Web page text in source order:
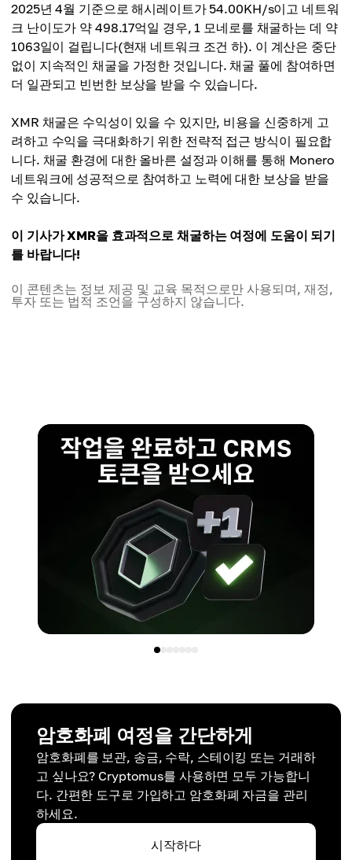
2025년 4월 기준으로 해시레이트가 54.00KH/s이고 네트워
크 난이도가 약 498.17억일 경우, 1 모네로를 채굴하는 데 약
1063일이 걸립니다(현재 네트워크 조건 하). 이 계산은 중단
없이 지속적인 채굴을 가정한 것입니다. 채굴 풀에 참여하면
더 일관되고 빈번한 보상을 받을 수 있습니다.
XMR 채굴은 수익성이 있을 수 있지만, 비용을 신중하게 고
려하고 수익을 극대화하기 위한 전략적 접근 방식이 필요합
니다. 채굴 환경에 대한 올바른 설정과 이해를 통해 Monero
네트워크에 성공적으로 참여하고 노력에 대한 보상을 받을
수 있습니다.
이 기사가 XMR을 효과적으로 채굴하는 여정에 도움이 되기
를 바랍니다!
이 콘텐츠는 정보 제공 및 교육 목적으로만 사용되며, 재정,
투자 또는 법적 조언을 구성하지 않습니다.
암호화폐 여정을 간단하게
암호화폐를 보관, 송금, 수락, 스테이킹 또는 거래하
고 싶나요? Cryptomus를 사용하면 모두 가능합니
다. 간편한 도구로 가입하고 암호화폐 자금을 관리
하세요.
시작하다